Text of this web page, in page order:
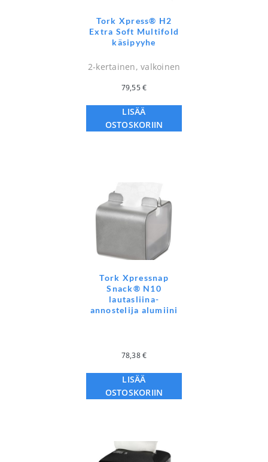
Tork Xpress® H2
Extra Soft Multifold
käsipyyhe
2-kertainen, valkoinen
79,55€
LISÄÄ
OSTOSKORIIN
Tork Xpressnap
Snack® N10
lautasliina-
annostelija alumiini
78,38€
LISÄÄ
OSTOSKORIIN